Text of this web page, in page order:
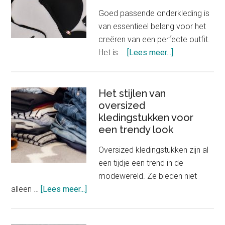
Goed passende onderkleding is
van essentieel belang voor het
creëren van een perfecte outfit.
Het is … [Lees meer...]
passende
onderkleding
Het stijlen van
oversized
kledingstukken voor
een trendy look
Oversized kledingstukken zijn al
een tijdje een trend in de
modewereld. Ze bieden niet
alleen … [Lees meer...]